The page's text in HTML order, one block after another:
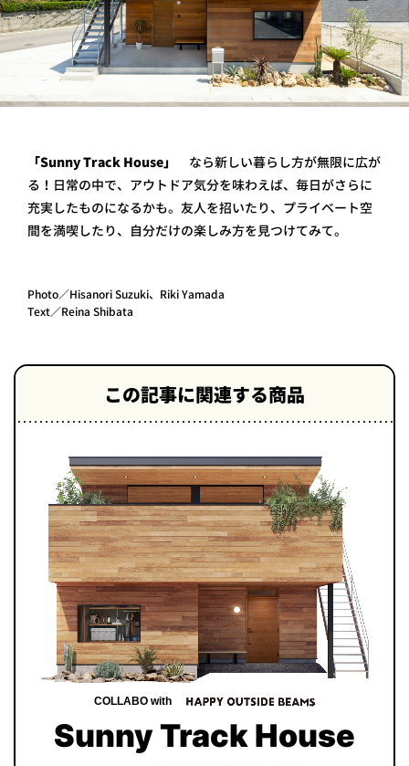
「Sunny Track House」 なら新しい暮らし方が無限に広が
る！日常の中で、アウトドア気分を味わえば、毎日がさらに
充実したものになるかも。友人を招いたり、プライベート空
間を満喫したり、自分だけの楽しみ方を見つけてみて。
Photo／Hisanori Suzuki、Riki Yamada
Text／Reina Shibata
この記事に関連する商品
COLLABO with
Sunny Track House